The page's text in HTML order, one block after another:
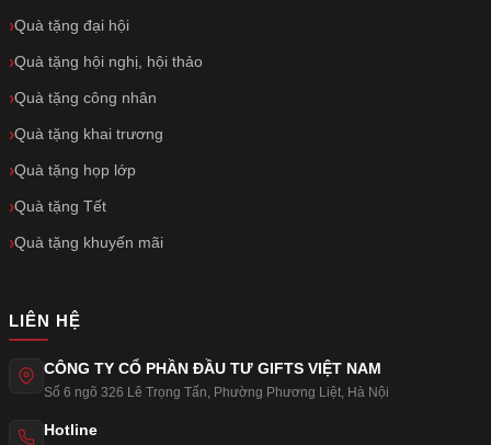
Quà tặng đại hội
Quà tặng hội nghị, hội thảo
Quà tặng công nhân
Quà tặng khai trương
Quà tặng họp lớp
Quà tặng Tết
Quà tặng khuyến mãi
LIÊN HỆ
CÔNG TY CỔ PHẦN ĐẦU TƯ GIFTS VIỆT NAM
Số 6 ngõ 326 Lê Trọng Tấn, Phường Phương Liệt, Hà Nội
Hotline